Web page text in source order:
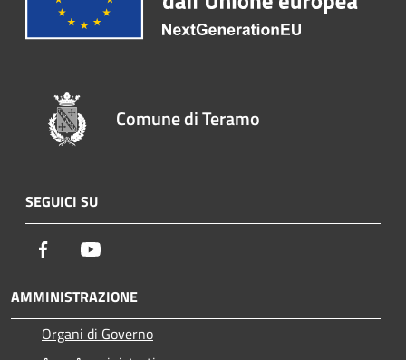
Comune di Teramo
SEGUICI SU
Facebook
AMMINISTRAZIONE
Organi di Governo